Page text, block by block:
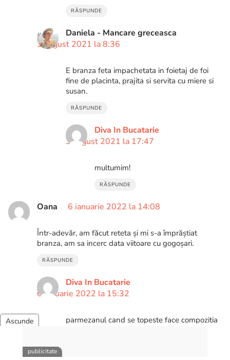
RĂSPUNDE
Daniela - Mancare greceasca
3 august 2021 la 8:36
E branza feta impachetata in foietaj de foi
fine de placinta, prajita si servita cu miere si
susan.
RĂSPUNDE
Diva In Bucatarie
3 august 2021 la 17:47
multumim!
RĂSPUNDE
Oana 6 ianuarie 2022 la 14:08
Într-adevăr, am făcut reteta și mi s-a împrăștiat
branza, am sa incerc data viitoare cu gogoșari.
RĂSPUNDE
Diva In Bucatarie
6 ianuarie 2022 la 15:32
parmezanul cand se topeste face compozitia